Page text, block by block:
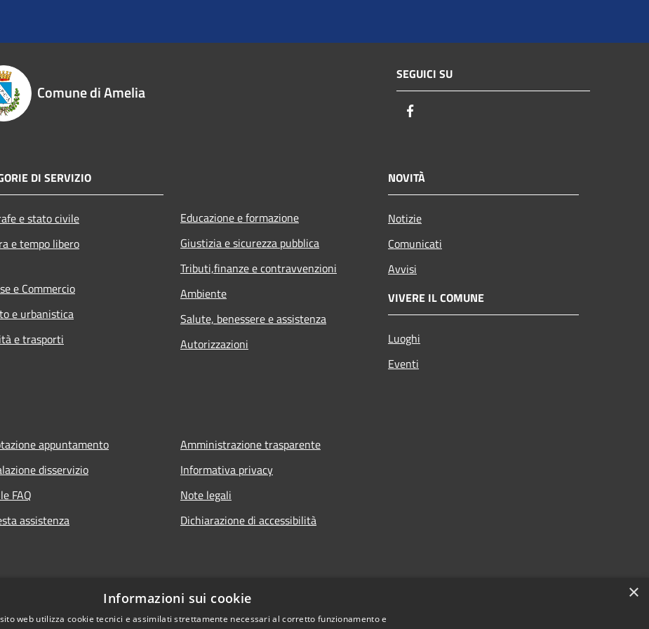
Comune di Amelia
SEGUICI SU
DI SERVIZIO
e stato civile
e tempo libero
e Commercio
e urbanistica
e trasporti
Educazione e formazione
Giustizia e sicurezza pubblica
Tributi,finanze e contravvenzioni
Ambiente
Salute, benessere e assistenza
Autorizzazioni
NOVITÀ
Notizie
Comunicati
Avvisi
VIVERE IL COMUNE
Luoghi
Eventi
appuntamento
disservizio
FAQ
assistenza
Amministrazione trasparente
Informativa privacy
Note legali
Dichiarazione di accessibilità
×
Informazioni sui cookie
web utilizza cookie tecnici e assimilati strettamente necessari al corretto funzionamento e